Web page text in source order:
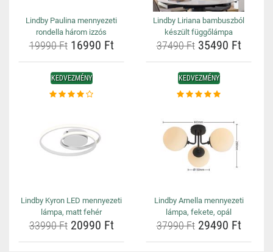
Lindby Paulina mennyezeti
rondella három izzós
19990 Ft16990 Ft
Lindby Liriana bambuszból
készült függőlámpa
37490 Ft35490 Ft
KEDVEZMÉNY
Lindby Kyron LED mennyezeti
lámpa, matt fehér
33990 Ft20990 Ft
KEDVEZMÉNY
Lindby Arnella mennyezeti
lámpa, fekete, opál
37990 Ft29490 Ft